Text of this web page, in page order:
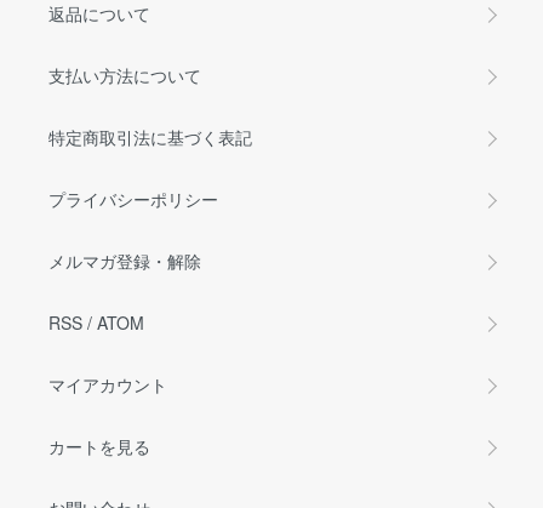
返品について
支払い方法について
特定商取引法に基づく表記
プライバシーポリシー
メルマガ登録・解除
RSS / ATOM
マイアカウント
カートを見る